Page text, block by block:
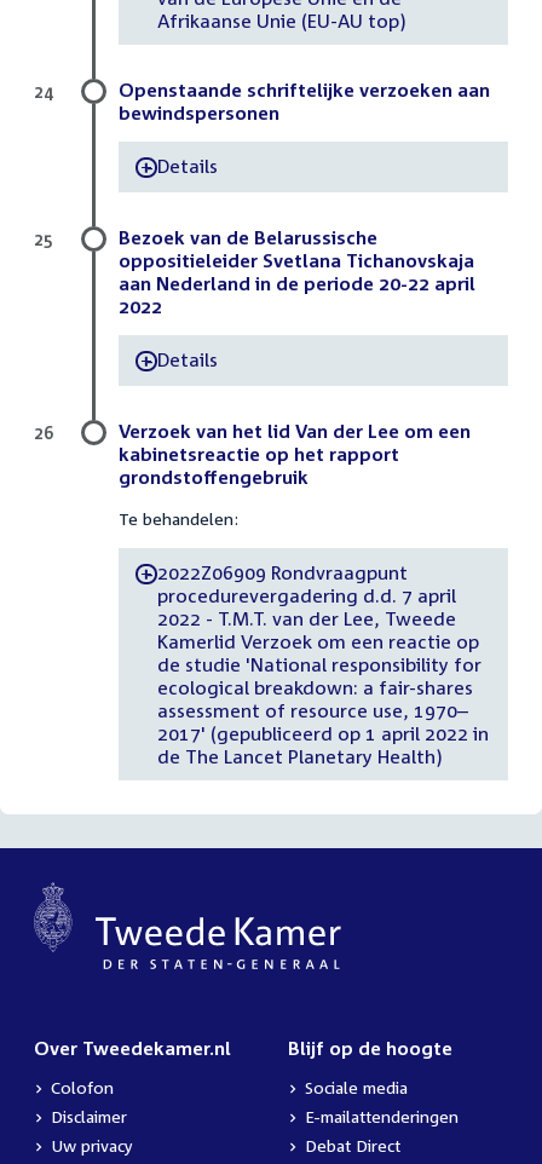
Afrikaanse Unie (EU-AU top)
Openstaande schriftelijke verzoeken aan
bewindspersonen
-Details
24
Bezoek van de Belarussische
oppositieleider Svetlana Tichanovskaja
aan Nederland in de periode 20-22 april
2022
-Details
25
Verzoek van het lid Van der Lee om een
kabinetsreactie op het rapport
grondstoffengebruik
Te behandelen:
-2022Z06909 Rondvraagpunt
procedurevergadering d.d. 7 april
2022 - T.M.T. van der Lee, Tweede
Kamerlid Verzoek om een reactie op
de studie 'National responsibility for
ecological breakdown: a fair-shares
assessment of resource use, 1970–
2017' (gepubliceerd op 1 april 2022 in
de The Lancet Planetary Health)
26
Over Tweedekamer.nl
Colofon
Disclaimer
Uw privacy
Blijf op de hoogte
Sociale media
E-mailattenderingen
Debat Direct